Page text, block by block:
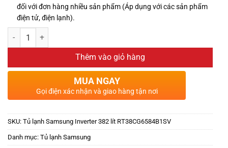
đối với đơn hàng nhiều sản phẩm (Áp dụng với các sản phẩm
điện tử, điện lạnh).
Thêm vào giỏ hàng
MUA NGAY
Gọi điện xác nhận và giao hàng tận nơi
SKU: Tủ lạnh Samsung Inverter 382 lít RT38CG6584B1SV
Danh mục: Tủ lạnh Samsung